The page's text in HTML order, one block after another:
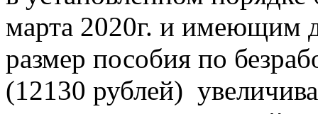
марта 2020г. и имеющим
размер пособия по
(12130 рублей)